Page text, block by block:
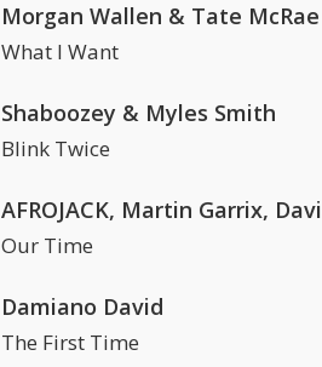
Morgan Wallen & Tate McRae
What I Want
Shaboozey & Myles Smith
Blink Twice
Our Time
Damiano David
The First Time